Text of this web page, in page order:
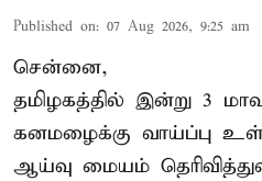
Published on: 07 Aug 2026, 9:25 am
சென்னை,
தமிழகத்தில் இன்று 3
கனமழைக்கு வாய்ப்பு
ஆய்வு மையம்